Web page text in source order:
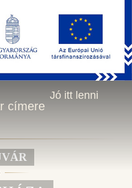
- Emőd napja
HU
Jó itt lenni